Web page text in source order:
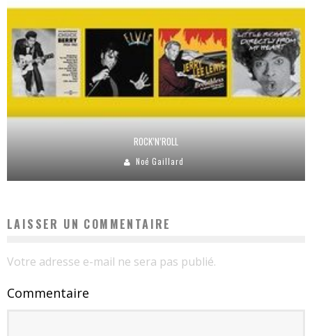
ROCK’N’ROLL
Noé Gaillard
LAISSER UN COMMENTAIRE
Votre adresse e-mail ne sera pas publié.
Commentaire